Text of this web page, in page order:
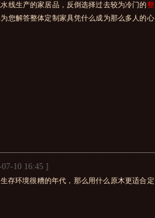
线生产的家居品，反倒选择过去较为冷门的整
您解答整体定制家具凭什么成为那么多人的心
07-10 16:45 ]
存环境很糟的年代，那么用什么原木更适合定